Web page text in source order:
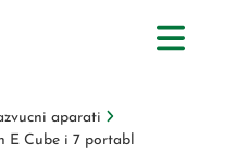
aparati
E Cube i 7 portabl